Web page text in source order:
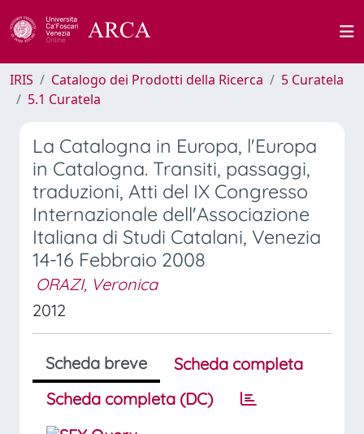
IRIS Catalogo dei Prodotti della Ricerca
5 Curatela
5.1 Curatela
La Catalogna in Europa, l'Europa
in Catalogna. Transiti, passaggi,
traduzioni, Atti del IX Congresso
Internazionale dell'Associazione
Italiana di Studi Catalani, Venezia
14-16 Febbraio 2008
ORAZI, Veronica
2012
Scheda breve
Scheda completa
Scheda completa (DC)